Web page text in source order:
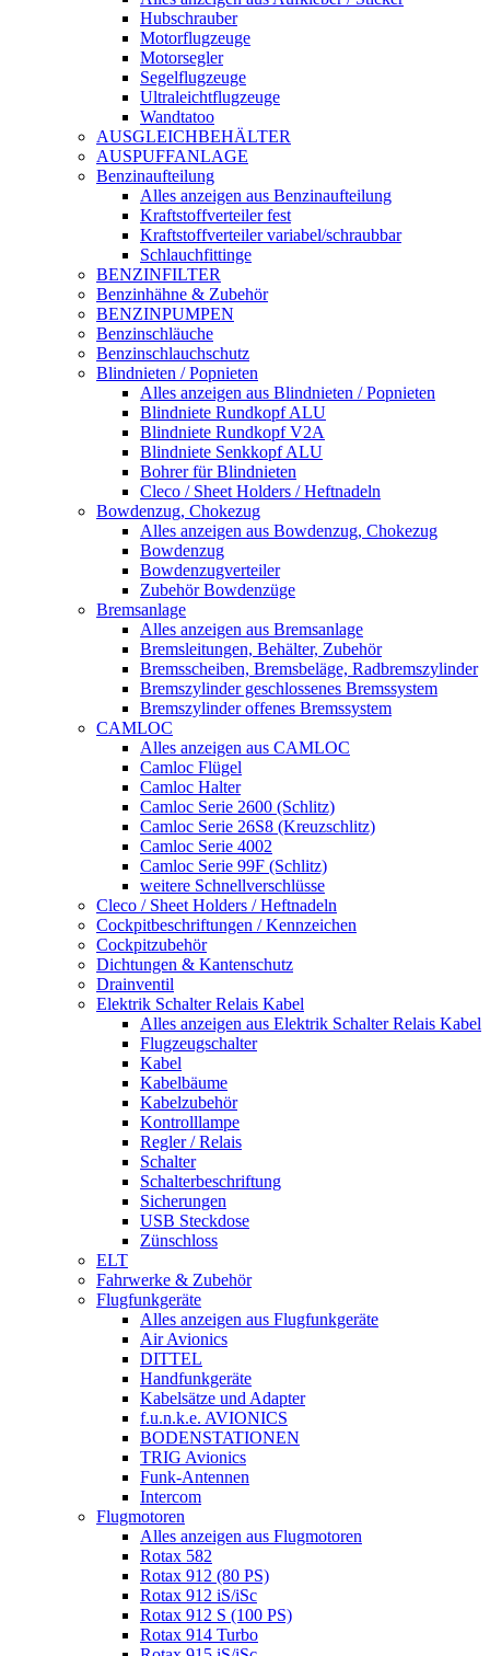
Hubschrauber
Motorflugzeuge
Motorsegler
Segelflugzeuge
Ultraleichtflugzeuge
Wandtatoo
AUSGLEICHBEHÄLTER
AUSPUFFANLAGE
Benzinaufteilung
Alles anzeigen aus Benzinaufteilung
Kraftstoffverteiler fest
Kraftstoffverteiler variabel/schraubbar
Schlauchfittinge
BENZINFILTER
Benzinhähne & Zubehör
BENZINPUMPEN
Benzinschläuche
Benzinschlauchschutz
Blindnieten / Popnieten
Alles anzeigen aus Blindnieten / Popnieten
Blindniete Rundkopf ALU
Blindniete Rundkopf V2A
Blindniete Senkkopf ALU
Bohrer für Blindnieten
Cleco / Sheet Holders / Heftnadeln
Bowdenzug, Chokezug
Alles anzeigen aus Bowdenzug, Chokezug
Bowdenzug
Bowdenzugverteiler
Zubehör Bowdenzüge
Bremsanlage
Alles anzeigen aus Bremsanlage
Bremsleitungen, Behälter, Zubehör
Bremsscheiben, Bremsbeläge, Radbremszylinder
Bremszylinder geschlossenes Bremssystem
Bremszylinder offenes Bremssystem
CAMLOC
Alles anzeigen aus CAMLOC
Camloc Flügel
Camloc Halter
Camloc Serie 2600 (Schlitz)
Camloc Serie 26S8 (Kreuzschlitz)
Camloc Serie 4002
Camloc Serie 99F (Schlitz)
weitere Schnellverschlüsse
Cleco / Sheet Holders / Heftnadeln
Cockpitbeschriftungen / Kennzeichen
Cockpitzubehör
Dichtungen & Kantenschutz
Drainventil
Elektrik Schalter Relais Kabel
Alles anzeigen aus Elektrik Schalter Relais Kabel
Flugzeugschalter
Kabel
Kabelbäume
Kabelzubehör
Kontrolllampe
Regler / Relais
Schalter
Schalterbeschriftung
Sicherungen
USB Steckdose
Zünschloss
ELT
Fahrwerke & Zubehör
Flugfunkgeräte
Alles anzeigen aus Flugfunkgeräte
Air Avionics
DITTEL
Handfunkgeräte
Kabelsätze und Adapter
f.u.n.k.e. AVIONICS
BODENSTATIONEN
TRIG Avionics
Funk-Antennen
Intercom
Flugmotoren
Alles anzeigen aus Flugmotoren
Rotax 582
Rotax 912 (80 PS)
Rotax 912 iS/iSc
Rotax 912 S (100 PS)
Rotax 914 Turbo